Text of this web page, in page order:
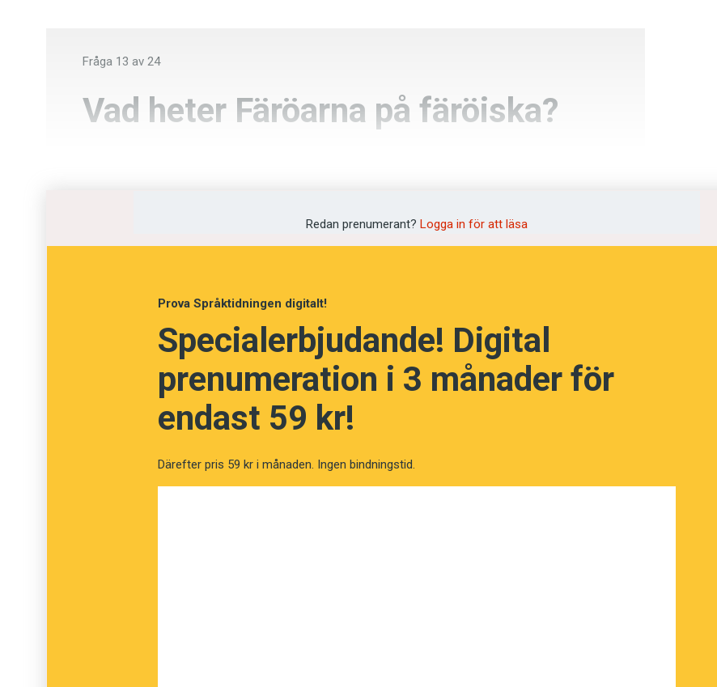
Fråga 13 av 24
Vad heter Färöarna på färöiska?
NÄSTA FRÅGA
Redan prenumerant? Logga in för att läsa
Prova Språktidningen digitalt!
Specialerbjudande! Digital
prenumeration i 3 månader för
endast 59 kr!
Därefter pris 59 kr i månaden. Ingen bindningstid.